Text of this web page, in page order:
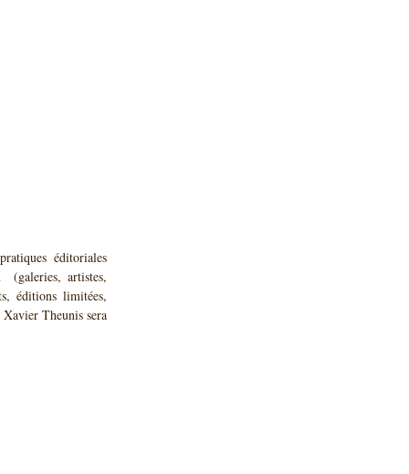
éditoriales
(galeries, artistes,
éditions limitées,
Theunis sera